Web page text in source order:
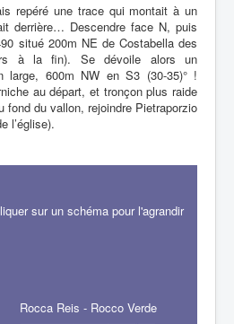
repéré une trace qui montait à un
derrière… Descendre face N, puis
situé 200m NE de Costabella des
à la fin). Se dévoile alors un
large, 600m NW en S3 (30-35)° !
au départ, et tronçon plus raide
fond du vallon, rejoindre Pietraporzio
l’église).
sur un schéma pour l'agrandir
Rocca Reis - Rocco Verde